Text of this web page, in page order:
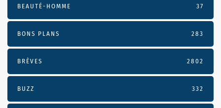
BEAUTÉ-HOMME 37
BONS PLANS 283
BRÈVES 2802
BUZZ 332